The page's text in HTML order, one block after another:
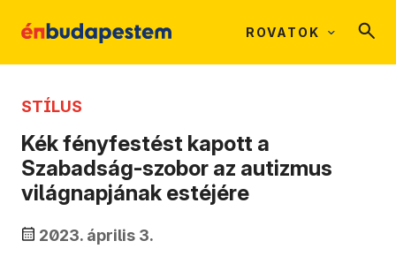
ROVATOK
STÍLUS
Kék fényfestést kapott a
Szabadság-szobor az autizmus
világnapjának estéjére
2023. április 3.